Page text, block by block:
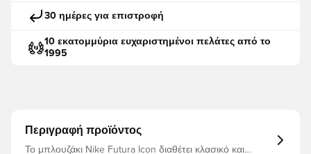
30 ημέρες για επιστροφή
10 εκατομμύρια ευχαριστημένοι πελάτες από το
1995
Περιγραφή προϊόντος
Το μπλουζάκι Nike Futura Icon διαθέτει κλασικό και